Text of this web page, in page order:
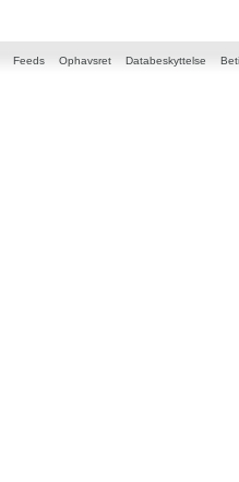
Feeds Ophavsret Databeskyttelse